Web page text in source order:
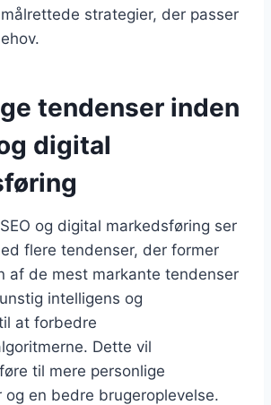
strategier, der passer
tendenser inden
digital
og digital markedsføring ser
flere tendenser, der former
af de mest markante tendenser
intelligens og
at forbedre
Dette vil
til mere personlige
og en bedre brugeroplevelse.